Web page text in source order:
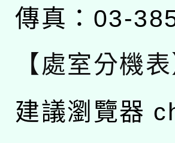
傳真：03-
【處室分機表
建議瀏覽器